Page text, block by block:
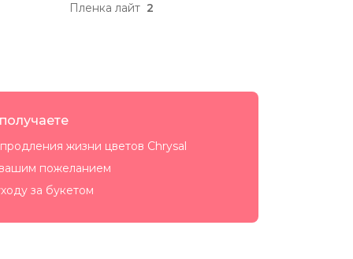
Пленка лайт 2
жизни цветов Chrysal
пожеланием
за букетом